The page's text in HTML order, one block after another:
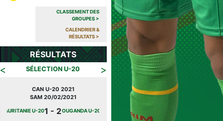
CLASSEMENT DES
GROUPES>
CALENDRIER &
RÉSULTATS>
RÉSULTATS
< SÉLECTION U-20 >
JOURNÉE FIFA
SAM 10/10/2020
MAROC U-20 MAURITANIE U-20
CAN U-20 2021
SAM 20/02/2021
MAURITANIE U-201 - 2OUGANDA U-20